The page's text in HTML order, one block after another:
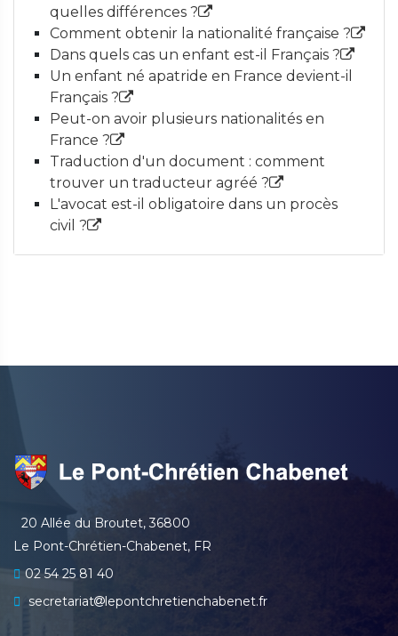
quelles différences ?
Comment obtenir la nationalité française ?
Dans quels cas un enfant est-il Français ?
Un enfant né apatride en France devient-il
Français ?
Peut-on avoir plusieurs nationalités en
France ?
Traduction d'un document : comment
trouver un traducteur agréé ?
L'avocat est-il obligatoire dans un procès
civil ?
20 Allée du Broutet, 36800
Le Pont-Chrétien-Chabenet, FR
02 54 25 81 40
secretariat
lepontchretienchabenet.fr